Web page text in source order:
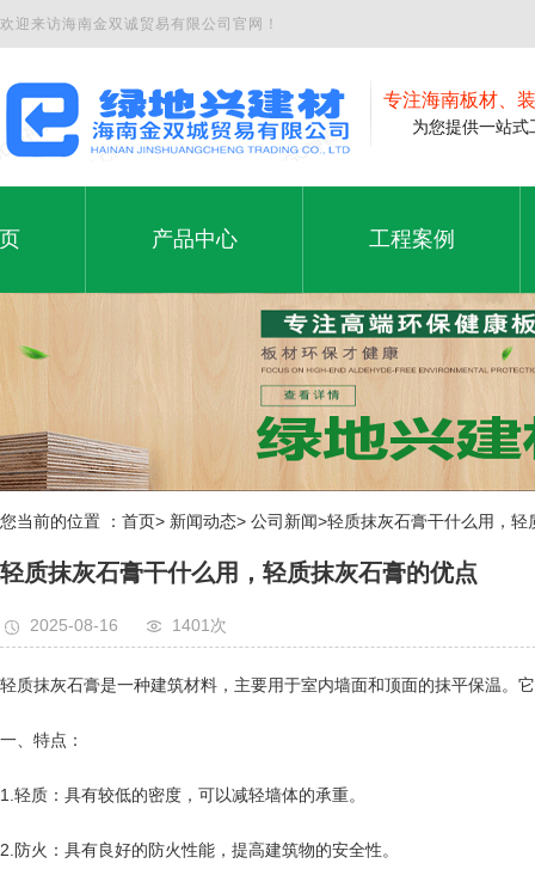
欢迎来访海南金双诚贸易有限公司官网！
专注海南板材、
为您提供一站式
产品中心
产品中心
生态板
轻钢龙骨
竹木纤维线条、护墙板
工程案例
工程案例
工程案例
您当前的位置 ：首页> 新闻动态> 公司新闻>轻质抹灰石膏干什么用，轻
轻质抹灰石膏干什么用，轻质抹灰石膏的优点
2025-08-16 1401次
轻质抹灰石膏是一种建筑材料，主要用于室内墙面和顶面的抹平保温。
一、特点：
1.轻质：具有较低的密度，可以减轻墙体的承重。
2.防火：具有良好的防火性能，提高建筑物的安全性。